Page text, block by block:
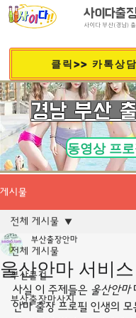
사이다출
사이다 부산(경남)
클릭>> 카톡상담
경남 부산
동영상 프
게시물
전체 게시물
부산콜걸
부산출장마사지
전체 게시물
울산안마 서비스
부산출장안마
사실 이 주제들은 울산안마
안마 출장 프로필 인생의